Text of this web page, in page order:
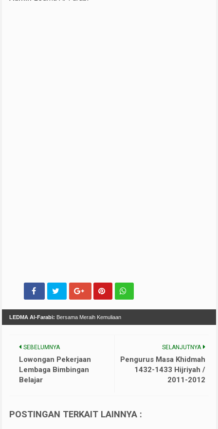
LEDMA Al-Farabi: Bersama Meraih Kemuliaan
SELANJUTNYA
Pengurus Masa Khidmah
1432-1433 Hijriyah /
2011-2012
SEBELUMNYA
Lowongan Pekerjaan
Lembaga Bimbingan
Belajar
POSTINGAN TERKAIT LAINNYA :